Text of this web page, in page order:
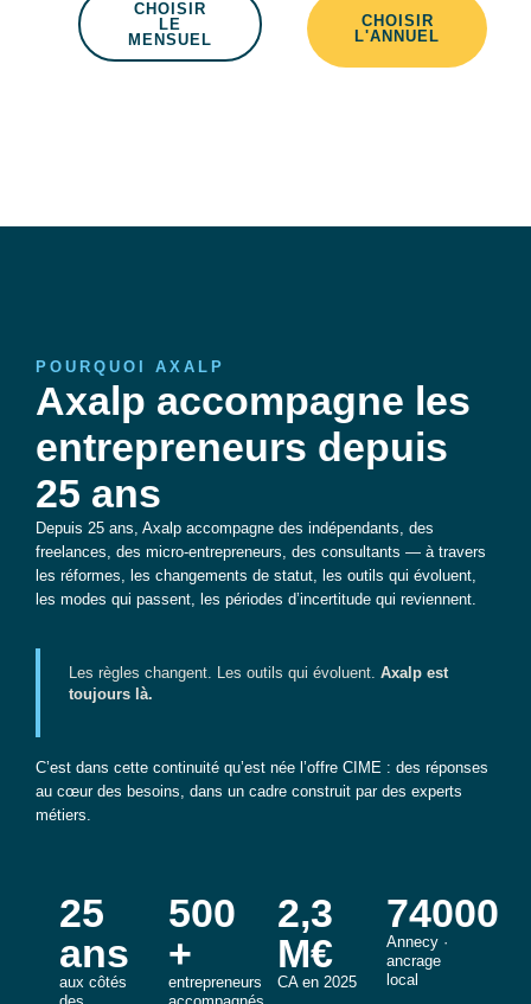
CHOISIR
LE
MENSUEL
CHOISIR
L'ANNUEL
POURQUOI AXALP
Axalp accompagne les
entrepreneurs depuis
25 ans
Depuis 25 ans, Axalp accompagne des indépendants, des
freelances, des micro-entrepreneurs, des consultants — à travers
les réformes, les changements de statut, les outils qui évoluent,
les modes qui passent, les périodes d’incertitude qui reviennent.
Les règles changent. Les outils qui évoluent. Axalp est
toujours là.
C’est dans cette continuité qu’est née l’offre CIME : des réponses
au cœur des besoins, dans un cadre construit par des experts
métiers.
25
ans
aux côtés
500
+
entrepreneurs
2,3
M€
CA en 2025
74000
Annecy ·
ancrage
local